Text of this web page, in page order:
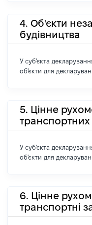
4. Об'єкти
будівництва
У суб'єкта
об'єкти для
5. Цінне
транспортних
У суб'єкта
об'єкти для
6. Цінне
транспортні